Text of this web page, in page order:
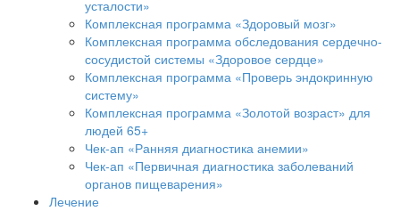
усталости»
Комплексная программа «Здоровый мозг»
Комплексная программа обследования сердечно-
сосудистой системы «Здоровое сердце»
Комплексная программа «Проверь эндокринную
систему»
Комплексная программа «Золотой возраст» для
людей 65+
Чек-ап «Ранняя диагностика анемии»
Чек-ап «Первичная диагностика заболеваний
органов пищеварения»
Лечение